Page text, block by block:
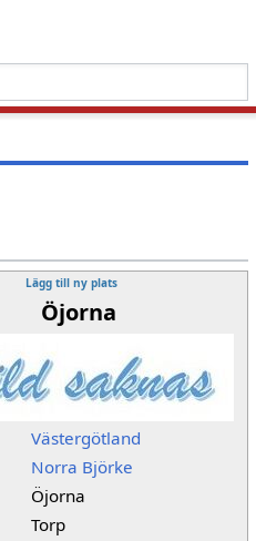
Lägg till ny plats
Öjorna
Västergötland
Norra Björke
Öjorna
Torp